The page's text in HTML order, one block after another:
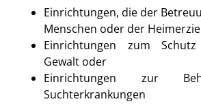
Einrichtungen, die der
Menschen oder der
Einrichtungen zum
Gewalt oder
Einrichtungen zur
Suchterkrankungen